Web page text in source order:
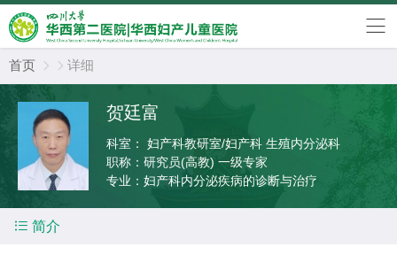
首页   详细
贺廷富
科室：
妇产科教研室/妇产科 生殖内分泌科
职称： 研究员(高教) 一级专家
专业： 妇产科内分泌疾病的诊断与治疗
 简介